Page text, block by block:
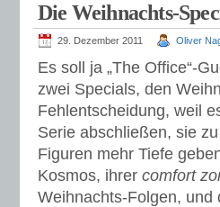
Die Weihnachts-
29. Dezember 2011 Oliver
Es soll ja „The Office“-
zwei Specials, den
Fehlentscheidung, weil
Serie abschließen, sie
Figuren mehr Tiefe
Kosmos, ihrer comfort
Weihnachts-Folgen, und